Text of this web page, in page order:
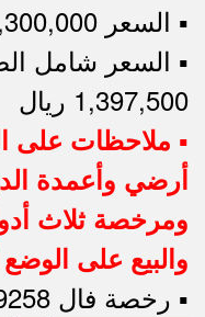
▪︎ السعر 1,300,000 ريال
▪︎ السعر شامل
1,397,500 ريال
▪︎ ملاحظات على
أرضي وأعمدة
ومرخصة ثلاث
والبيع على
▪︎ رخصة فال 1200009258